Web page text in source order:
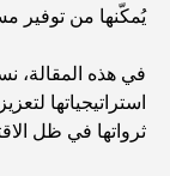
يُمكّنها من توفير
في هذه المقالة،
استراتيجياتها
ثرواتها في ظل